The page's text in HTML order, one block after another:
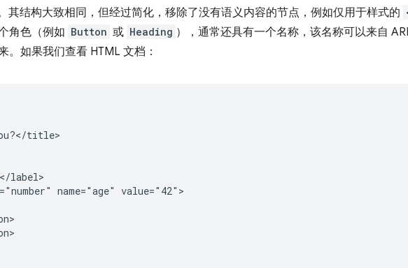
其结构大致相同，但经过简化，移除了没有语义内容的节点，例如仅用于样式的
角色（例如 Button 或 Heading ），通常还具有一个名称，该名称可以来自
。如果我们查看 HTML 文档：
title>
label>
name="age" value="42">